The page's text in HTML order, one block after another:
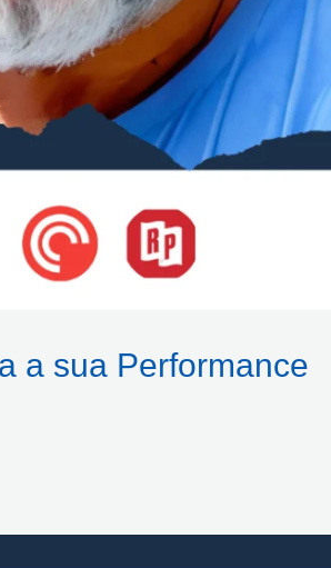
a sua Performance